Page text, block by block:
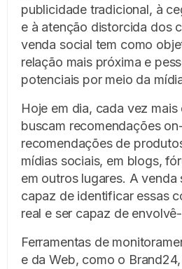
publicidade tradicional, à
e à atenção distorcida dos
venda social tem como
relação mais próxima e
potenciais por meio da
Hoje em dia, cada vez
buscam recomendações
recomendações de
mídias sociais, em blogs,
em outros lugares. A
capaz de identificar essas
real e ser capaz de
Ferramentas de
e da Web, como o